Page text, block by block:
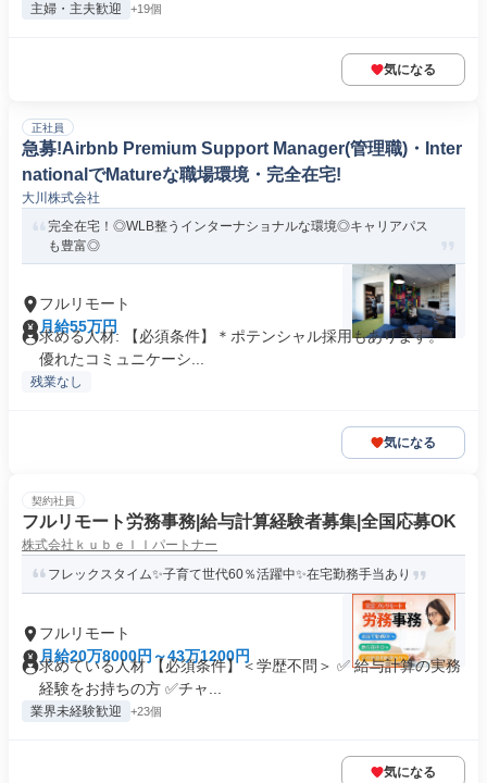
主婦・主夫歓迎 +19個
気になる
正社員
急募!Airbnb Premium Support Manager(管理職)・Inter
nationalでMatureな職場環境・完全在宅!
大川株式会社
完全在宅！◎WLB整うインターナショナルな環境◎キャリアパス
も豊富◎
フルリモート
月給55万円
求める人材: 【必須条件】＊ポテンシャル採用もあります。 *
優れたコミュニケーシ...
残業なし
気になる
契約社員
フルリモート労務事務|給与計算経験者募集|全国応募OK
株式会社ｋｕｂｅｌｌパートナー
フレックスタイム✨子育て世代60％活躍中✨在宅勤務手当あり
フルリモート
月給20万8000円～43万1200円
求めている人材 【必須条件】＜学歴不問＞ ✅ 給与計算の実務
経験をお持ちの方 ✅️チャ...
業界未経験歓迎 +23個
気になる